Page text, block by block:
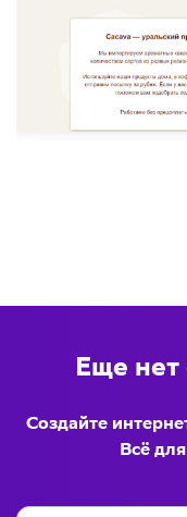
Еще нет
Создайте
Всё